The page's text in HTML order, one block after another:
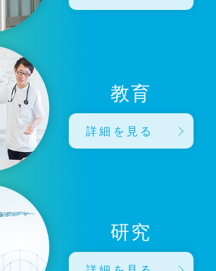
教育
詳細を見る
研究